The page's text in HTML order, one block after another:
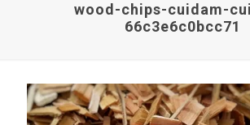
wood-chips-cuidam-
66c3e6c0bcc71